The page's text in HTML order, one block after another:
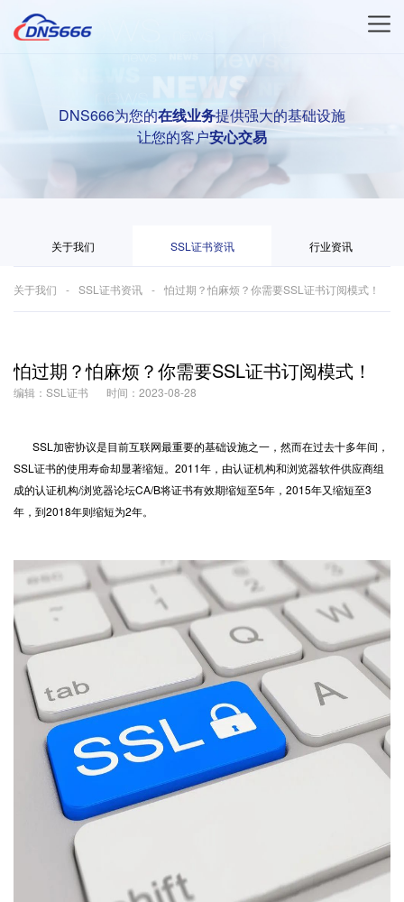
DNS666为您的在线业务提供强大的基础设施
让您的客户安心交易
关于我们 SSL证书资讯 行业资讯
关于我们 SSL证书资讯 怕过期？怕麻烦？你需要SSL证书订阅模式！
怕过期？怕麻烦？你需要SSL证书订阅模式！
编辑：SSL证书 时间：2023-08-28
SSL加密协议是目前互联网最重要的基础设施之一，然而在过去十多年间，
SSL证书的使用寿命却显著缩短。2011年，由认证机构和浏览器软件供应商组
成的认证机构/浏览器论坛CA/B将证书有效期缩短至5年，2015年又缩短至3
年，到2018年则缩短为2年。